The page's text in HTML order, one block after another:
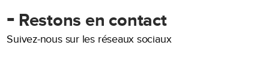
- Restons en contact
Suivez-nous sur les réseaux sociaux